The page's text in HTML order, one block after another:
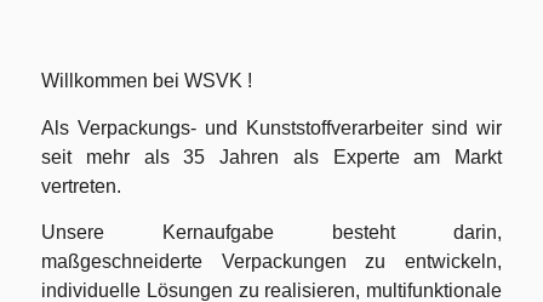
Willkommen bei WSVK !
Als Verpackungs- und Kunststoffverarbeiter sind wir
seit mehr als 35 Jahren als Experte am Markt
vertreten.
Unsere Kernaufgabe besteht darin,
maßgeschneiderte Verpackungen zu entwickeln,
individuelle Lösungen zu realisieren, multifunktionale